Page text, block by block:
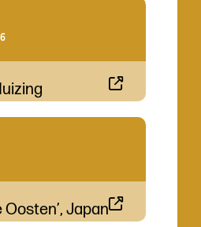
Oosten’, Japan